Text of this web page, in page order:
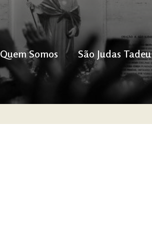
Quem Somos São Judas Tadeu